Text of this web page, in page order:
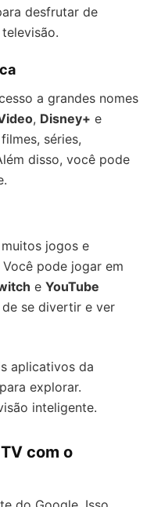
desfrutar de
a grandes nomes
, Disney+ e
séries,
disso, você pode
jogos e
pode jogar em
e YouTube
de se divertir e ver
aplicativos da
explorar.
inteligente.
com o